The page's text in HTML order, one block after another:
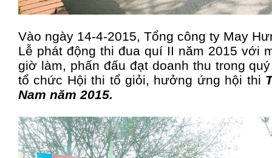
Vào ngày 14-4-2015, Tổng công ty May
Lễ phát động thi đua quí II năm 2015 với
giờ làm, phấn đấu đạt doanh thu trong
tổ chức Hội thi tổ giỏi, hưởng ứng hội thi
Nam năm 2015.